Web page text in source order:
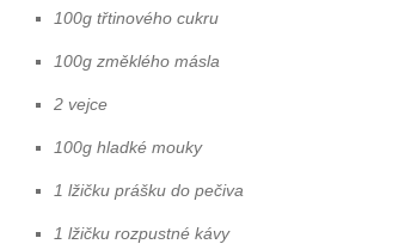
100g třtinového cukru
100g změklého másla
2 vejce
100g hladké mouky
1 lžičku prášku do pečiva
1 lžičku rozpustné kávy